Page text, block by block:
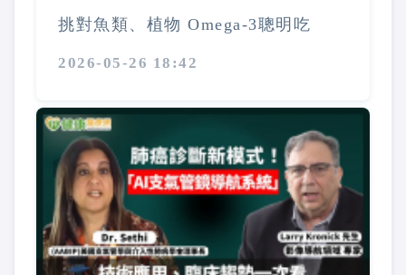
挑對魚類、植物 Omega-3聰明吃
2026-05-26 18:42